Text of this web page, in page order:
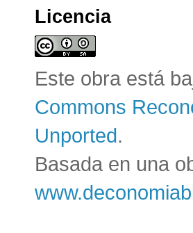
Licencia
Este obra está
Commons
Unported.
Basada en una